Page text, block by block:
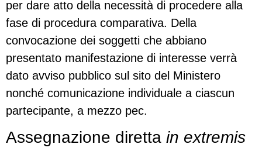
per dare atto della necessità di procedere alla
fase di procedura comparativa. Della
convocazione dei soggetti che abbiano
presentato manifestazione di interesse verrà
dato avviso pubblico sul sito del Ministero
nonché comunicazione individuale a ciascun
partecipante, a mezzo pec.
Assegnazione diretta in extremis